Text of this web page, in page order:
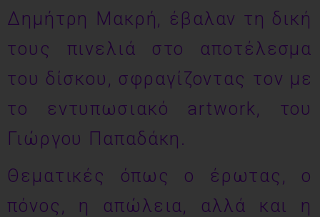
Δημήτρη Μακρή, έβαλαν τη δική
τους πινελιά στο αποτέλεσμα
του δίσκου, σφραγίζοντας τον με
το εντυπωσιακό artwork, του
Γιώργου Παπαδάκη.
Θεματικές όπως ο έρωτας, ο
πόνος, η απώλεια, αλλά και η